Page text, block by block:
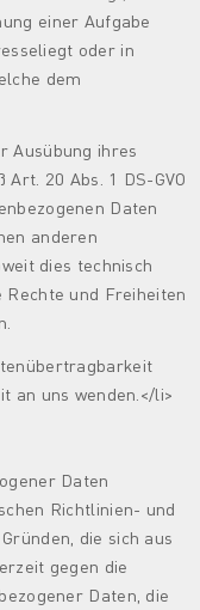
einer Aufgabe
oder in
dem
Ausübung ihres
20 Abs. 1 DS-GVO
Daten
anderen
dies technisch
und Freiheiten
an uns wenden.</li>
Daten
Richtlinien- und
die sich aus
gegen die
Daten, die